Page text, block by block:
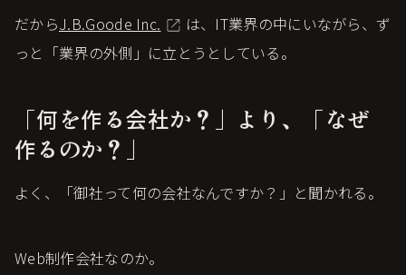
だからJ.B.Goode Inc.
は、IT業界の中にいながら、ず
っと「業界の外側」に立とうとしている。
「何を作る会社か？」より、「なぜ
作るのか？」
よく、「御社って何の会社なんですか？」と聞かれる。
Web制作会社なのか。